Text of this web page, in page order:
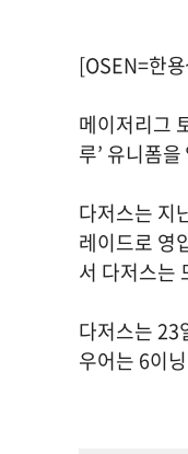
[OSEN=한
메이저리그
루’ 유니폼
다저스는 지
레이드로 영
서 다저스는
다저스는 23
우어는 6이